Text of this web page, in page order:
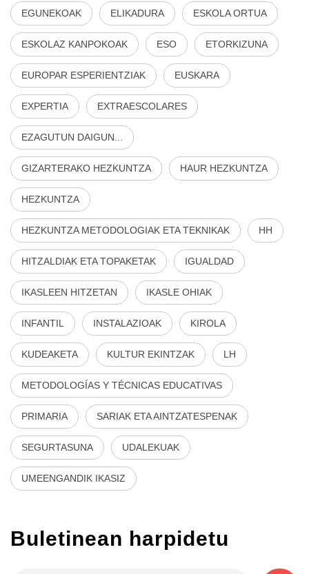
EGUNEKOAK ELIKADURA ESKOLA ORTUA
ESKOLAZ KANPOKOAK ESO ETORKIZUNA
EUROPAR ESPERIENTZIAK EUSKARA
EXPERTIA EXTRAESCOLARES
EZAGUTUN DAIGUN...
GIZARTERAKO HEZKUNTZA HAUR HEZKUNTZA
HEZKUNTZA
HEZKUNTZA METODOLOGIAK ETA TEKNIKAK HH
HITZALDIAK ETA TOPAKETAK IGUALDAD
IKASLEEN HITZETAN IKASLE OHIAK
INFANTIL INSTALAZIOAK KIROLA
KUDEAKETA KULTUR EKINTZAK LH
METODOLOGÍAS Y TÉCNICAS EDUCATIVAS
PRIMARIA SARIAK ETA AINTZATESPENAK
SEGURTASUNA UDALEKUAK
UMEENGANDIK IKASIZ
Buletinean harpidetu